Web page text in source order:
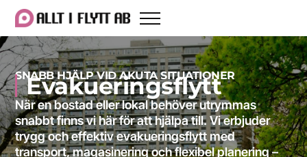
SNABB HJÄLP VID AKUTA SITUATIONER
Evakueringsflytt
När en bostad eller lokal behöver utrymmas
snabbt finns vi här för att hjälpa till. Vi erbjuder
trygg och effektiv evakueringsflytt med
transport, magasinering och flexibel planering –